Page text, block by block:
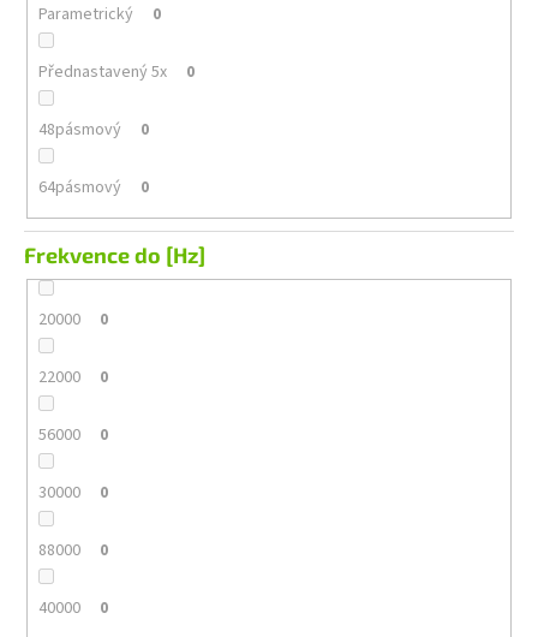
Parametrický 0
Přednastavený 5x 0
48pásmový 0
64pásmový 0
Frekvence do [Hz]
20000 0
22000 0
56000 0
30000 0
88000 0
40000 0